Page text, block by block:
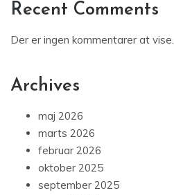
Recent Comments
Der er ingen kommentarer at vise.
Archives
maj 2026
marts 2026
februar 2026
oktober 2025
september 2025